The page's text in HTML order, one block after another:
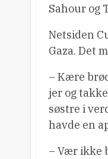
Sahour og
Netsiden
Gaza. Det
– Kære
jer og
søstre i
havde en
– Vær ikke